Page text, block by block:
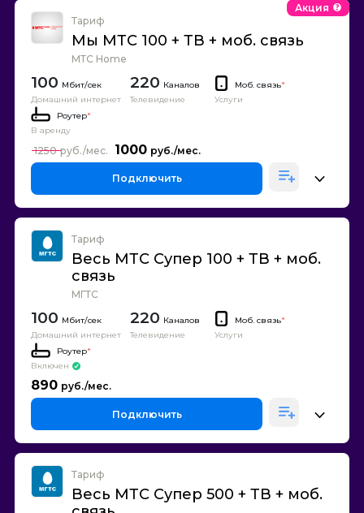
Тариф
Мы МТС 100 + ТВ + моб. связь
МТС Home
Акция
100
Домашний интернет
220 Каналов
Телевидение
Моб. связь*
Услуги
Роутер*
В аренду
1000
1250
Подключить
Тариф
Весь МТС Супер 100 + ТВ + моб.
связь
МГТС
100
Домашний интернет
220 Каналов
Телевидение
Моб. связь*
Услуги
Роутер*
Включен
890
Подключить
Тариф
Весь МТС Супер 500 + ТВ + моб.